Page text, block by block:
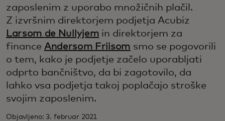
zaposlenim z uporabo množičnih plačil.
Z izvršnim direktorjem podjetja Acubiz
Larsom de Nullyjem in direktorjem za
finance Andersom Friisom smo se pogovorili
o tem, kako je podjetje začelo uporabljati
odprto bančništvo, da bi zagotovilo, da
lahko vsa podjetja takoj poplačajo stroške
svojim zaposlenim.
Objavljeno: 3. februar 2021